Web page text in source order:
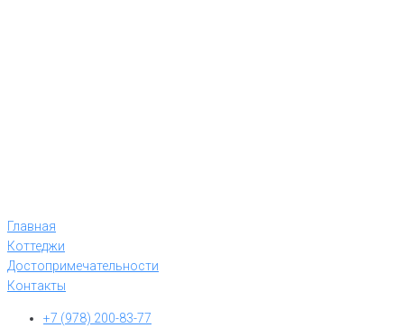
Главная
Коттеджи
Достопримечательности
Контакты
+7 (978) 200-83-77